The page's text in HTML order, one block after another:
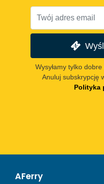
Wysyłamy tylko
Anuluj subskrypcję
Polityka
AFerry